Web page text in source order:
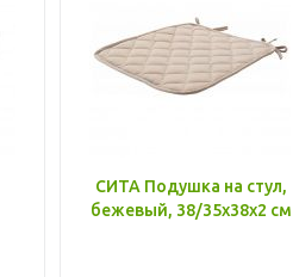
СИТА Подушка на стул,
бежевый, 38/35x38x2 см